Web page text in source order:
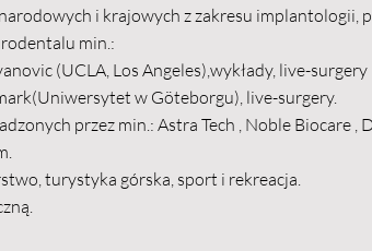
i krajowych z zakresu
min.:
(UCLA, Los Angeles),wykłady, live-surgery
w Göteborgu), live-surgery.
przez min.: Astra Tech , Noble Biocare ,
turystyka górska, sport i rekreacja.